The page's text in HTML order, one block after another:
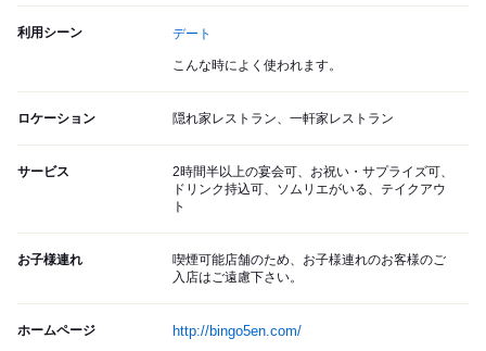
利用シーン デート
こんな時によく使われます。
ロケーション 隠れ家レストラン、一軒家レストラン
サービス
2時間半以上の宴会可、お祝い・サプライズ可、
ドリンク持込可、ソムリエがいる、テイクアウ
ト
お子様連れ
喫煙可能店舗のため、お子様連れのお客様のご
入店はご遠慮下さい。
ホームページ http://bingo5en.com/